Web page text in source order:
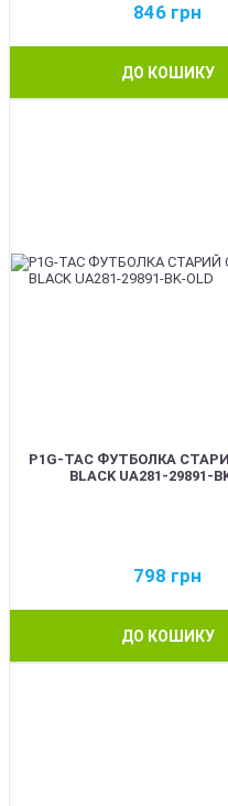
846 грн
ДО КОШИКУ
P1G-TAC ФУТБОЛКА
BLACK UA281-29891-
798 грн
ДО КОШИКУ